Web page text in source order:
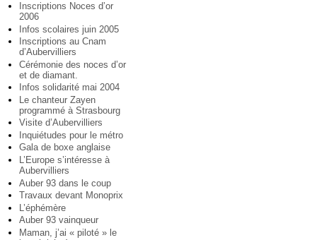
Inscriptions Noces d’or
2006
Infos scolaires juin 2005
Inscriptions au Cnam
d’Aubervilliers
Cérémonie des noces d’or
et de diamant.
Infos solidarité mai 2004
Le chanteur Zayen
programmé à Strasbourg
Visite d’Aubervilliers
Inquiétudes pour le métro
Gala de boxe anglaise
L’Europe s’intéresse à
Aubervilliers
Auber 93 dans le coup
Travaux devant Monoprix
L’éphémère
Auber 93 vainqueur
Maman, j’ai « piloté » le